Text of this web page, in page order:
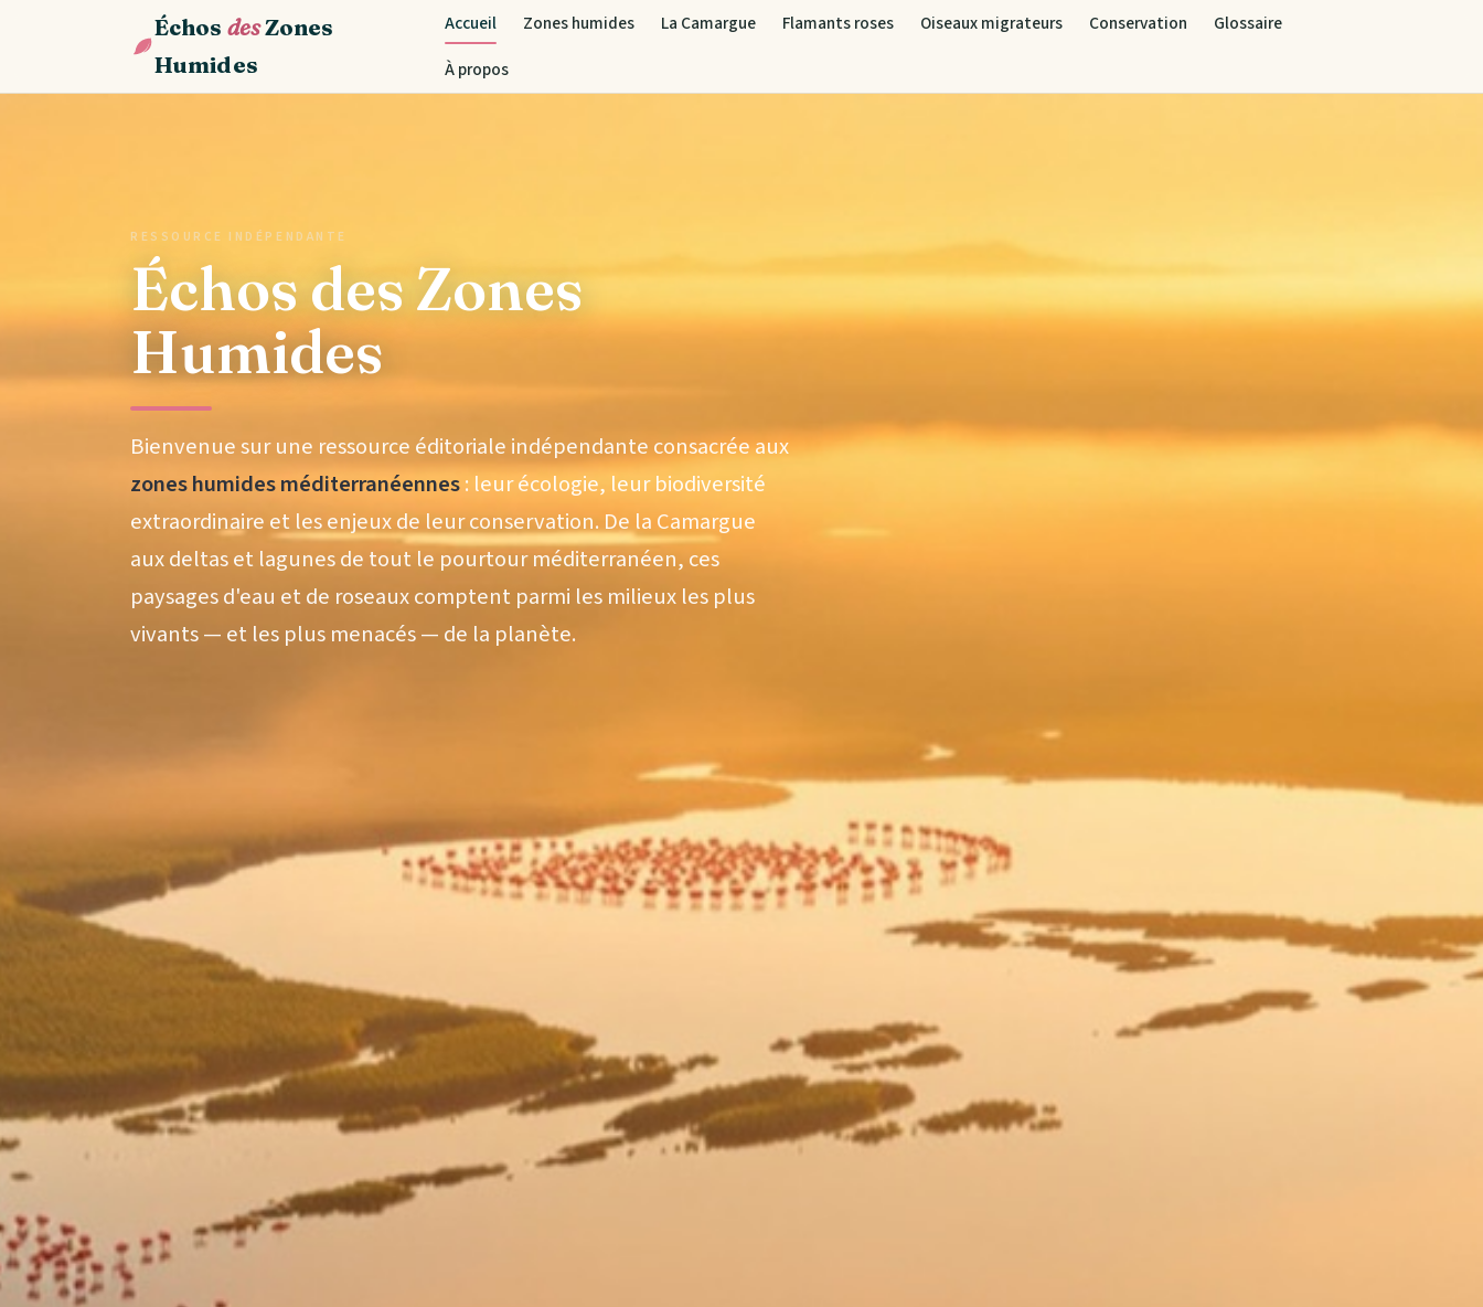
Échos desZones
Humides
Accueil Zones humides La Camargue Flamants roses Oiseaux migrateurs Conservation
Glossaire
À propos
RESSOURCE INDÉPENDANTE
Échos des Zones
Humides
Bienvenue sur une ressource éditoriale indépendante consacrée aux
zones humides méditerranéennes: leur écologie, leur biodiversité
extraordinaire et les enjeux de leur conservation. De la Camargue
aux deltas et lagunes de tout le pourtour méditerranéen, ces
paysages d'eau et de roseaux comptent parmi les milieux les plus
vivants — et les plus menacés — de la planète.